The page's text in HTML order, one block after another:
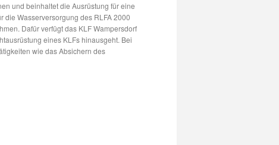
und beinhaltet die Ausrüstung für eine
die Wasserversorgung des RLFA 2000
Dafür verfügt das KLF Wampersdorf
eines KLFs hinausgeht. Bei
wie das Absichern des